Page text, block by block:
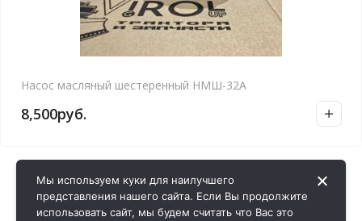
Насос масляный шестеренный НМШ-32А
8,500руб.
Мы используем куки для наилучшего
представления нашего сайта. Если Вы продолжите
использовать сайт, мы будем считать что Вас это